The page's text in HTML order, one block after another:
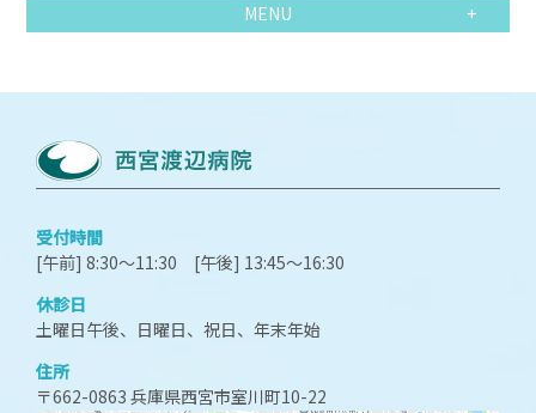
MENU
受付時間
[午前] 8:30～11:30 [午後] 13:45～16:30
休診日
土曜日午後、日曜日、祝日、年末年始
住所
〒662-0863 兵庫県西宮市室川町10-22